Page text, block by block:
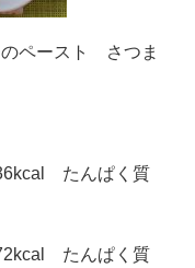
ペースト さつま
たんぱく質
たんぱく質